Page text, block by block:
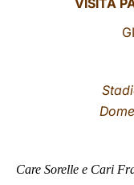
VISITA
Care Sorelle e Cari